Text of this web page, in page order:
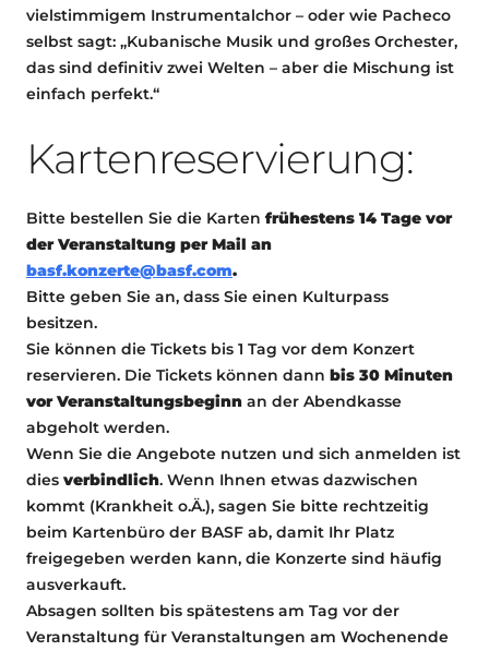
vielstimmigem Instrumentalchor – oder wie Pacheco
selbst sagt: „Kubanische Musik und großes Orchester,
das sind definitiv zwei Welten – aber die Mischung ist
einfach perfekt.“
Kartenreservierung:
Bitte bestellen Sie die Karten frühestens 14 Tage vor
der Veranstaltung per Mail an
basf.konzerte@basf.com.
Bitte geben Sie an, dass Sie einen Kulturpass
besitzen.
Sie können die Tickets bis 1 Tag vor dem Konzert
reservieren. Die Tickets können dann bis 30 Minuten
vor Veranstaltungsbeginn an der Abendkasse
abgeholt werden.
Wenn Sie die Angebote nutzen und sich anmelden ist
dies verbindlich. Wenn Ihnen etwas dazwischen
kommt (Krankheit o.Ä.), sagen Sie bitte rechtzeitig
beim Kartenbüro der BASF ab, damit Ihr Platz
freigegeben werden kann, die Konzerte sind häufig
ausverkauft.
Absagen sollten bis spätestens am Tag vor der
Veranstaltung für Veranstaltungen am Wochenende